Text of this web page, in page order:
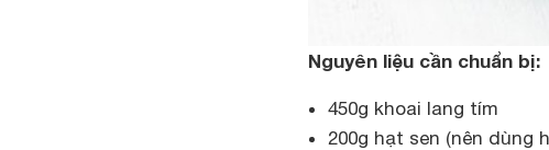
Nguyên liệu cần chuẩn bị:
450g khoai lang tím
200g hạt sen (nên dùng